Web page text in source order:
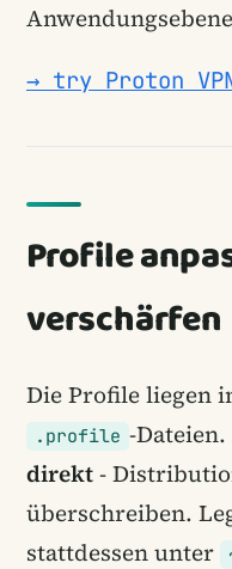
→ try Proton
Profile
verschärfen
Die Profile liegen
.profile -Dateien.
direkt-
überschreiben.
stattdessen unter